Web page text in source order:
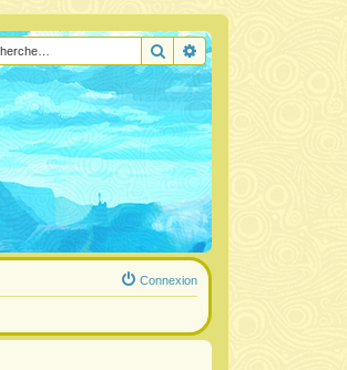
RechercherRecherche avancée
Connexion